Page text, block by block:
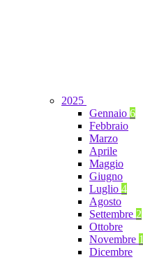
2025
Gennaio 6
Febbraio
Marzo
Aprile
Maggio
Giugno
Luglio 4
Agosto
Settembre 2
Ottobre
Novembre 1
Dicembre